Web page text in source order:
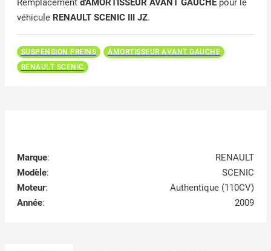
Remplacement d'AMORTISSEUR AVANT GAUCHEpour le
véhicule RENAULT SCENIC III JZ.
SUSPENSION FREINS
AMORTISSEUR AVANT GAUCHE
RENAULT SCENIC
Marque:
RENAULT
Modèle:
SCENIC
Moteur:
Authentique (110CV)
Année: 2009